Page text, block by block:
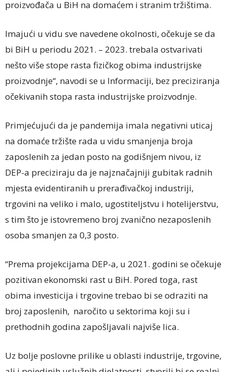
proizvođača u BiH na domaćem i stranim tržištima.
Imajući u vidu sve navedene okolnosti, očekuje se da
bi BiH u periodu 2021. – 2023. trebala ostvarivati
nešto više stope rasta fizičkog obima industrijske
proizvodnje“, navodi se u Informaciji, bez preciziranja
očekivanih stopa rasta industrijske proizvodnje.
Primjećujući da je pandemija imala negativni uticaj
na domaće tržište rada u vidu smanjenja broja
zaposlenih za jedan posto na godišnjem nivou, iz
DEP-a preciziraju da je najznačajniji gubitak radnih
mjesta evidentiranih u prerađivačkoj industriji,
trgovini na veliko i malo, ugostiteljstvu i hotelijerstvu,
s tim što je istovremeno broj zvanično nezaposlenih
osoba smanjen za 0,3 posto.
“Prema projekcijama DEP-a, u 2021. godini se očekuje
pozitivan ekonomski rast u BiH. Pored toga, rast
obima investicija i trgovine trebao bi se odraziti na
broj zaposlenih, naročito u sektorima koji su i
prethodnih godina zapošljavali najviše lica.
Uz bolje poslovne prilike u oblasti industrije, trgovine,